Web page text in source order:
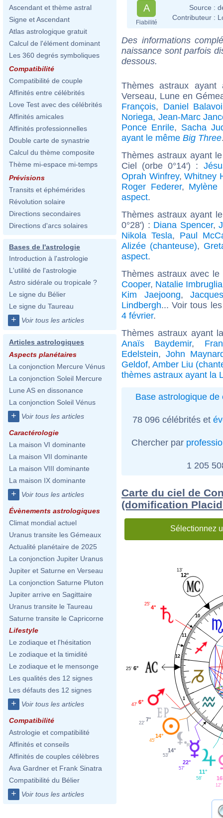
Ascendant et thème astral
Signe et Ascendant
Atlas astrologique gratuit
Calcul de l'élément dominant
Les 360 degrés symboliques
Compatibilité
Compatibilité de couple
Affinités entre célébrités
Love Test avec des célébrités
Affinités amicales
Affinités professionnelles
Double carte de synastrie
Calcul du thème composite
Thème mi-espace mi-temps
Prévisions
Transits et éphémérides
Révolution solaire
Directions secondaires
Directions d'arcs solaires
Bases de l'astrologie
Introduction à l'astrologie
L'utilité de l'astrologie
Astro sidérale ou tropicale ?
Le signe du Bélier
Le signe du Taureau
+ Voir tous les articles
Articles astrologiques
Aspects planétaires
La conjonction Mercure Vénus
La conjonction Soleil Mercure
Lune AS en dissonance
La conjonction Soleil Vénus
+ Voir tous les articles
Caractérologie
La maison VI dominante
La maison VII dominante
La maison VIII dominante
La maison IX dominante
+ Voir tous les articles
Évènements astrologiques
Climat mondial actuel
Uranus transite les Gémeaux
Actualité planétaire de 2025
La conjonction Jupiter Uranus
Jupiter et Saturne en Verseau
La conjonction Saturne Pluton
Jupiter arrive en Sagittaire
Uranus transite le Taureau
Saturne transite le Capricorne
Lifestyle
Le zodiaque et l'hésitation
Le zodiaque et la timidité
Le zodiaque et le mensonge
Les qualités des 12 signes
Les défauts des 12 signes
+ Voir tous les articles
Compatibilité
Astrologie et compatibilité
Affinités et conseils
Affinités de couples célèbres
Ava Gardner et Frank Sinatra
Compatibilité du Bélier
+ Voir tous les articles
A
Fiabilité
Source :
Contributeur :
Des informations
naissance sont parfois
dessous.
Thèmes astraux
Verseau, Lune en
François, Daniel
Noriega, Jean-Marc
Ponce Enrile, Sacha
ayant le même Big Three
Thèmes astraux ayant
Ciel (orbe 0°14') :
Oprah Winfrey,Whitney
Roger Federer, Mylène
aspect.
Thèmes astraux ayant
0°28') : Diana Spencer,
Nikola Tesla, Paul
Alizée (chanteuse),
aspect.
Thèmes astraux avec
Cooper, Natalie Imbruglia
Kim Jaejoong,
Lindbergh... Voir tous
4 février.
Thèmes astraux ayant
Anaïs Baydemir,
Edelstein, John
Geldof,Amber Liu
thèmes astraux ayant la
Base astrologique de
78 096 célébrités et
Chercher par
1 205
Carte du ciel de
(domification
Sélectionnez
1
10
11
12
12°
13'
4°
25'
6°
25'
6°
47'
7°
22'
14°
45'
14°
53'
22°
57'
11°
58'
12'